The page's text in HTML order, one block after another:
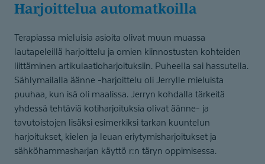
Harjoittelua automatkoilla
Terapiassa mieluisia asioita olivat muun muassa
lautapeleillä harjoittelu ja omien kiinnostusten kohteiden
liittäminen artikulaatioharjoituksiin. Puheella sai hassutella.
Sählymailalla äänne -harjoittelu oli Jerrylle mieluista
puuhaa, kun isä oli maalissa. Jerryn kohdalla tärkeitä
yhdessä tehtäviä kotiharjoituksia olivat äänne- ja
tavutoistojen lisäksi esimerkiksi tarkan kuuntelun
harjoitukset, kielen ja leuan eriytymisharjoitukset ja
sähköhammasharjan käyttö r:n täryn oppimisessa.